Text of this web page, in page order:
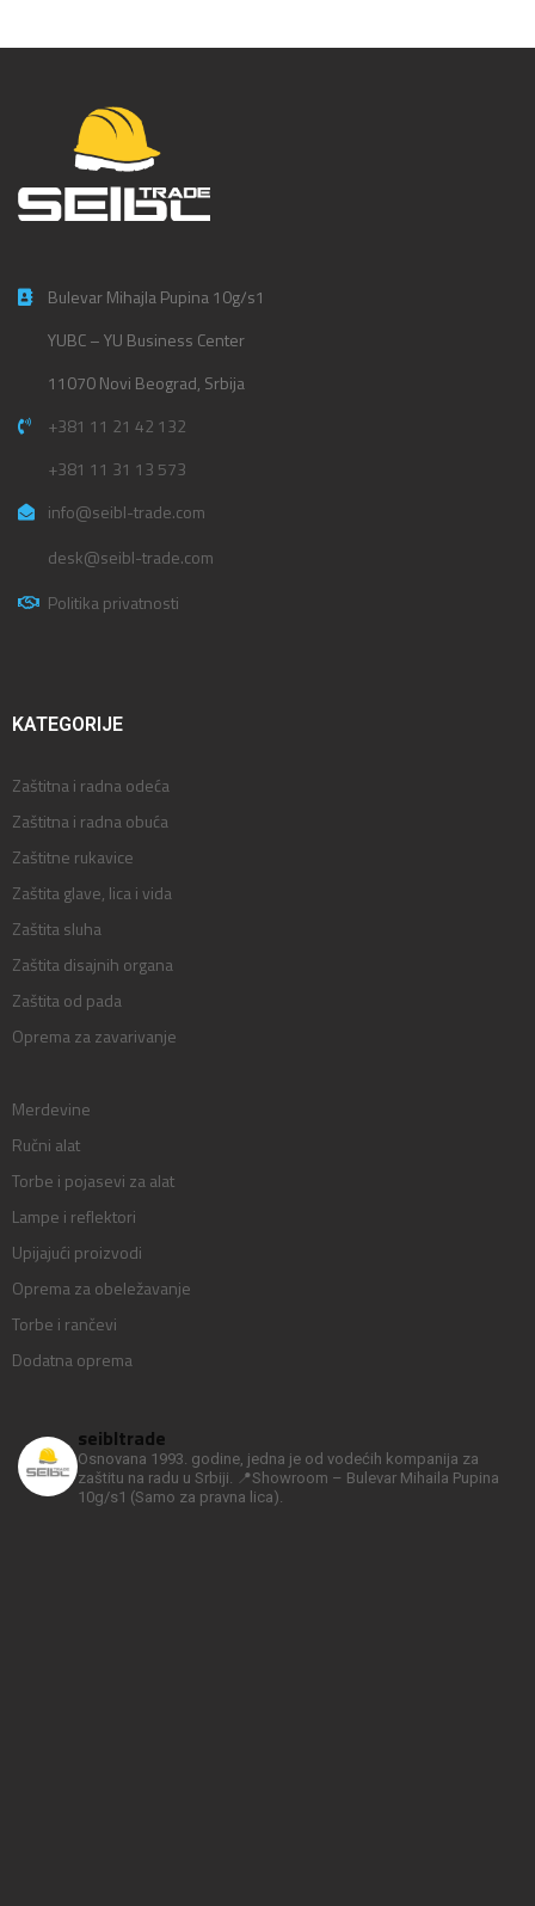
Bulevar Mihajla Pupina 10g/s1
YUBC – YU Business Center
11070 Novi Beograd, Srbija
+381 11 21 42 132
+381 11 31 13 573
info@seibl-trade.com
desk@seibl-trade.com
Politika privatnosti
KATEGORIJE
Zaštitna i radna odeća
Zaštitna i radna obuća
Zaštitne rukavice
Zaštita glave, lica i vida
Zaštita sluha
Zaštita disajnih organa
Zaštita od pada
Oprema za zavarivanje
Merdevine
Ručni alat
Torbe i pojasevi za alat
Lampe i reflektori
Upijajući proizvodi
Oprema za obeležavanje
Torbe i rančevi
Dodatna oprema
seibltrade
Osnovana 1993. godine, jedna je od vodećih kompanija za
zaštitu na radu u Srbiji.
📍Showroom – Bulevar Mihaila Pupina
10g/s1 (Samo za pravna lica).